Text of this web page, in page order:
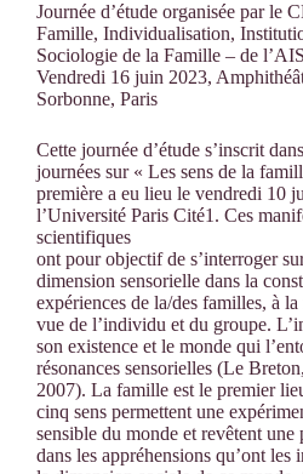
Journée d’étude organisée parle
Famille, Individualisation,
Sociologie de la Famille – de
Vendredi 16 juin 2023,
Sorbonne, Paris
Cette journée d’étude s’inscrit dans
journées sur « Les sens de la
première a eu lieu le vendredi 10
l’Université Paris Cité1 . Ces
scientifiques
ont pour objectif de s’interroger
dimension sensorielle dans la
expériences de la/des familles, à
vue de l’individu et du groupe.
son existence et le monde qui l’en
résonances sensorielles (Le
2007). La famille est le premier
cinq sens permettent une
sensible du monde et revêtent une
dans les appréhensions qu’ont les